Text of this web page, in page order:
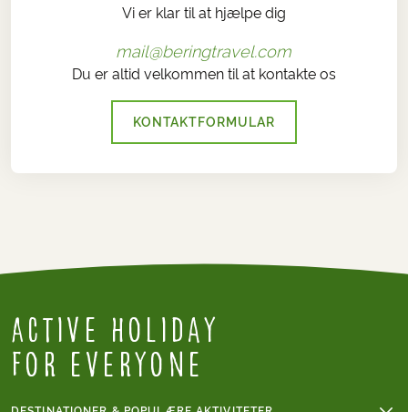
Vi er klar til at hjælpe dig
mail@beringtravel.com
Du er altid velkommen til at kontakte os
KONTAKTFORMULAR
Active Holiday
for everyone